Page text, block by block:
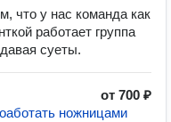
что у нас команда как
работает группа
суеты.
от 700 ₽
ножницами